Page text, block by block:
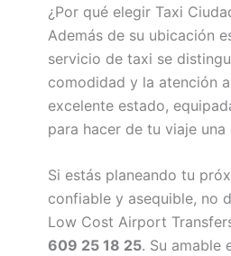
¿Por qué elegir Taxi
Además de su ubicación
servicio de taxi se
comodidad y la atención
excelente estado,
para hacer de tu viaje
Si estás planeando tu
confiable y asequible, no
Low Cost Airport
609 25 18 25. Su amable